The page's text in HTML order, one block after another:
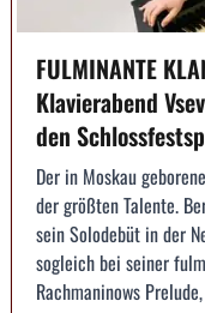
FULMINANTE
Klavierabend
den
Der in Moskau
der größten Talente.
sein Solodebüt in der
sogleich bei seiner
Rachmaninows